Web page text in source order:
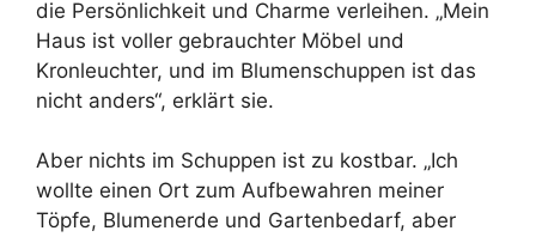
die Persönlichkeit und Charme verleihen. „Mein
Haus ist voller gebrauchter Möbel und
Kronleuchter, und im Blumenschuppen ist das
nicht anders“, erklärt sie.
Aber nichts im Schuppen ist zu kostbar. „Ich
wollte einen Ort zum Aufbewahren meiner
Töpfe, Blumenerde und Gartenbedarf, aber